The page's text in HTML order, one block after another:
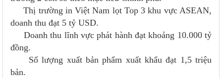
Thị trường in Việt Nam lọt Top 3 khu vực ASEAN,
doanh thu đạt 5 tỷ USD.
Doanh thu lĩnh vực phát hành đạt khoảng 10.000 tỷ
đồng.
Số lượng xuất bản phẩm xuất khẩu đạt 1,5 triệu
bản.